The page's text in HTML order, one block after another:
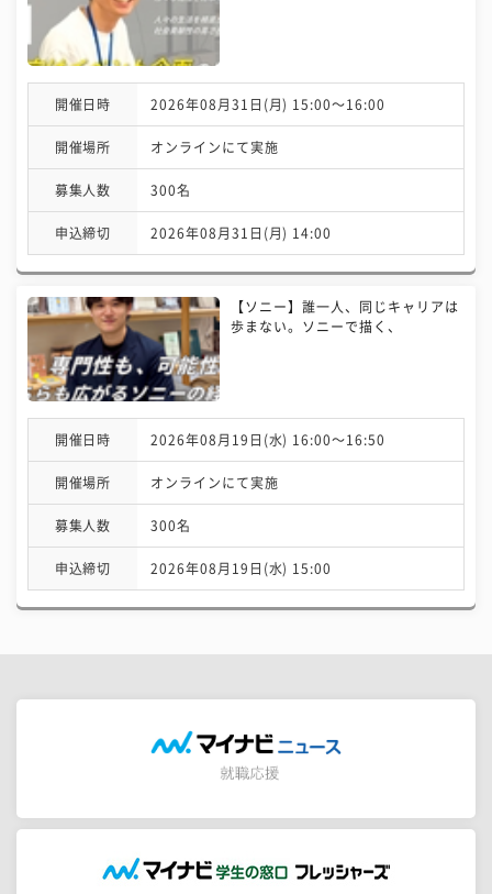
開催日時 2026年08月31日(月) 15:00〜16:00
開催場所 オンラインにて実施
募集人数 300名
申込締切 2026年08月31日(月) 14:00
【ソニー】誰一人、同じキャリアは
歩まない。ソニーで描く、
開催日時 2026年08月19日(水) 16:00〜16:50
開催場所 オンラインにて実施
募集人数 300名
申込締切 2026年08月19日(水) 15:00